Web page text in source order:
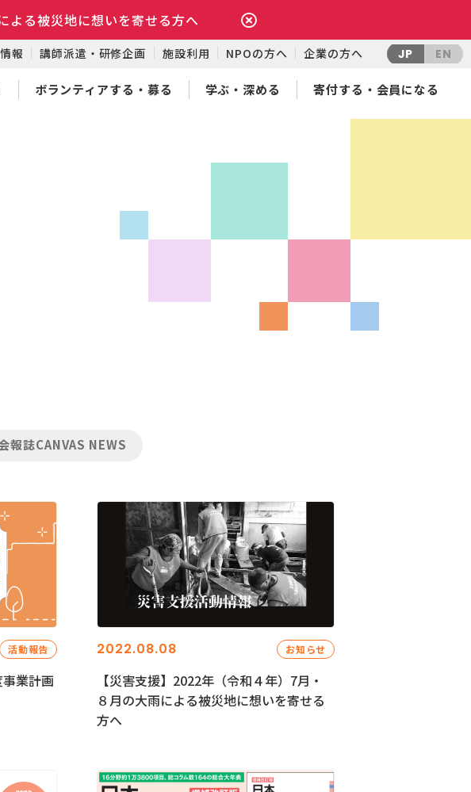
よる被災地に想いを寄せる方へ
報 講師派遣・研修企画 施設利用 NPOの方へ 企業の方へ JP EN
ボランティアする・募る 学ぶ・深める 寄付する・会員になる
報誌CANVAS NEWS
活動報告
業計画
2022.08.08 お知らせ
【災害支援】2022年（令和４年）7月・
８月の大雨による被災地に想いを寄せる
方へ